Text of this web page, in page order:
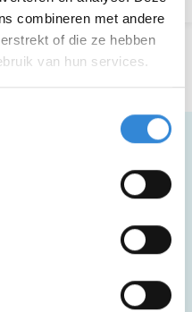
combineren met andere
of die ze hebben
van hun services.